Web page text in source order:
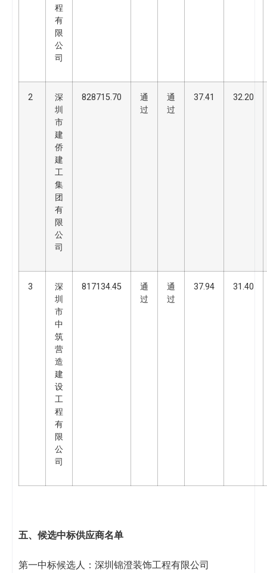
程
有
限
公
司
2
深
圳
市
建
侨
建
工
集
团
有
限
公
司
828715.70
通
过
通
过
37.41 32.20
3
深
圳
市
中
筑
营
造
建
设
工
程
有
限
公
司
817134.45
通
过
通
过
37.94 31.40
五、候选中标供应商名单
第一中标候选人：深圳锦澄装饰工程有限公司